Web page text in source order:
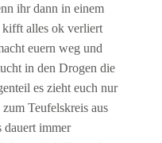
ihr dann in einem
kifft alles ok verliert
euern weg und
in den Drogen die
es zieht euch nur
Teufelskreis aus
dauert immer